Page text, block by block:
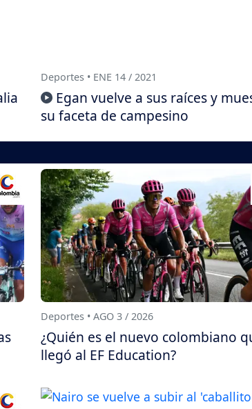
Deportes • ENE 14 / 2021
Egan vuelve a sus raíces y
su faceta de campesino
Deportes • AGO 3 / 2026
¿Quién es el nuevo colombiano
llegó al EF Education?